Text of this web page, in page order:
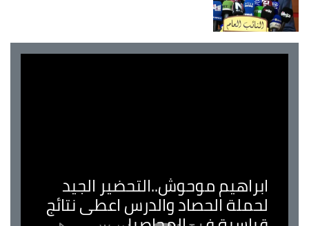
ابراهيم موحوش..التحضير الجيد
لحملة الحصاد والدرس اعطى نتائج